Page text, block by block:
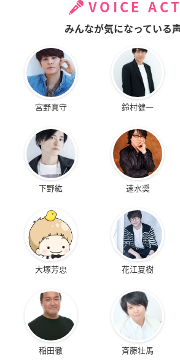
VOICE
みんなが気になっている
宮野真守 鈴村健一
下野紘 速水奨
大塚芳忠 花江夏樹
稲田徹 斉藤壮馬